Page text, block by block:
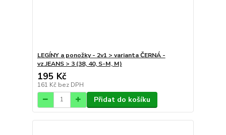
LEGÍNY a ponožky - 2v1 > varianta ČERNÁ -
vz.JEANS > 3 (38, 40, S-M, M)
195 Kč
161 Kč bez DPH
Přidat do košíku